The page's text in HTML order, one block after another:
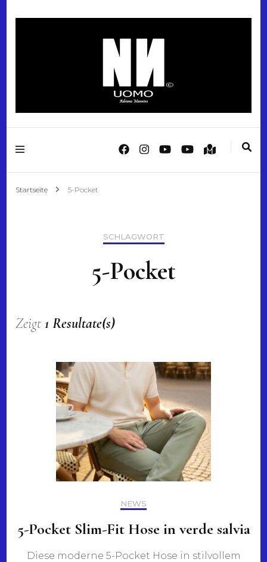
Mannino Fashion
"Italian Style. Reimagined Men's Fashion"
Startseite 5-Pocket
SCHLAGWORT
5-Pocket
Zeigt1 Resultate(s)
NEWS
5-Pocket Slim-Fit Hose in verde salvia
Diese moderne 5-Pocket Hose in stilvollem